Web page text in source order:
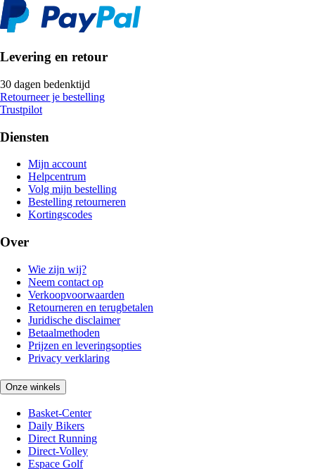
Levering en retour
30 dagen bedenktijd
Retourneer je bestelling
Trustpilot
Diensten
Mijn account
Helpcentrum
Volg mijn bestelling
Bestelling retourneren
Kortingscodes
Over
Wie zijn wij?
Neem contact op
Verkoopvoorwaarden
Retourneren en terugbetalen
Juridische disclaimer
Betaalmethoden
Prijzen en leveringsopties
Privacy verklaring
Onze winkels
Basket-Center
Daily Bikers
Direct Running
Direct-Volley
Espace Golf